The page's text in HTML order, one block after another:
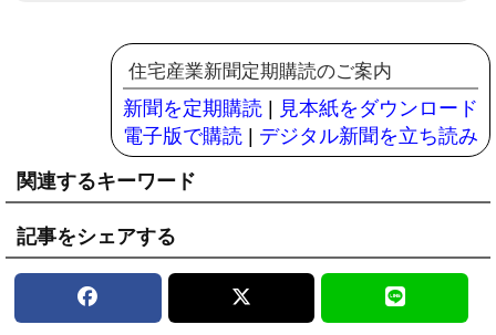
住宅産業新聞定期購読のご案内
新聞を定期購読 | 見本紙をダウンロード
電子版で購読 | デジタル新聞を立ち読み
関連するキーワード
記事をシェアする